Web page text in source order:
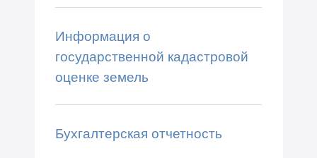
Информация о
государственной кадастровой
оценке земель
Бухгалтерская отчетность